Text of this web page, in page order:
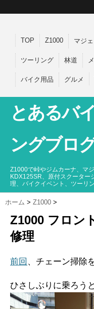
TOP Z1000 マジェ
ツーリング 林道
バイク用品 グルメ
とあるバ
ングブロ
Z1000で峠やジムカーナ、マ
KDX125SR、原付スクーター
理、バイクイベント、ツーリ
ホーム > Z1000 >
Z1000 フロン
修理
前回 、チェーン掃除
ひさしぶりに乗ろう